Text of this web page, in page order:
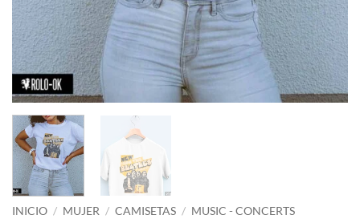
INICIO / MUJER / CAMISETAS / MUSIC - CONCERTS